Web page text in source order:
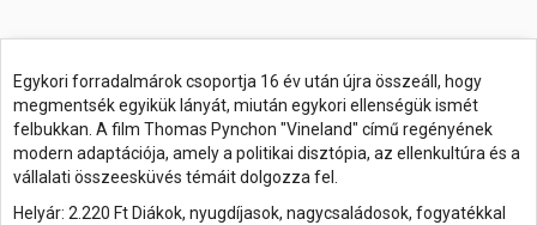
Egykori forradalmárok csoportja 16 év után újra összeáll, hogy
megmentsék egyikük lányát, miután egykori ellenségük ismét
felbukkan. A film Thomas Pynchon "Vineland" című regényének
modern adaptációja, amely a politikai disztópia, az ellenkultúra és a
vállalati összeesküvés témáit dolgozza fel.
Helyár: 2.220 Ft Diákok, nyugdíjasok, nagycsaládosok, fogyatékkal